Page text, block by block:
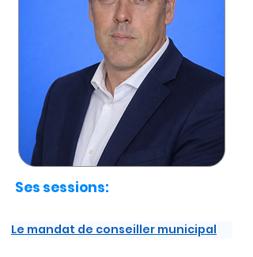
Ses sessions:
Le mandat de conseiller municipal